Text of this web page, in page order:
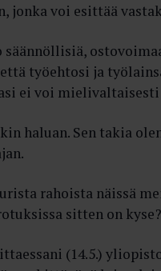
jonka voi esittää
säännöllisiä,
työehtosi ja
ei voi mielivaltaisesti
haluan. Sen takia
rahoista näissä
sitten on kyse?
(14.5.)